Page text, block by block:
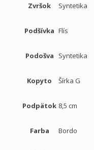
Zvršok Syntetika
Podšívka Flís
Podošva Syntetika
Kopyto Šírka G
Podpätok 8,5 cm
Farba Bordo